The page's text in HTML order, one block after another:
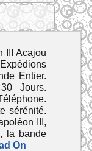
III Acajou
Entier.
Jours.
sérénité.
III,
la bande
On